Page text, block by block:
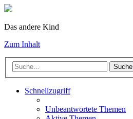
Das andere Kind
Zum Inhalt
Suche
Schnellzugriff
Unbeantwortete Themen